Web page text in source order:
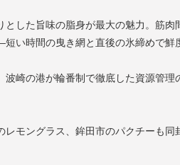
した旨味の脂身が最大の魅力。筋肉
い時間の曳き網と直後の氷締めで鮮
崎の港が輪番制で徹底した資源管理
レモングラス、鉾田市のパクチーも同